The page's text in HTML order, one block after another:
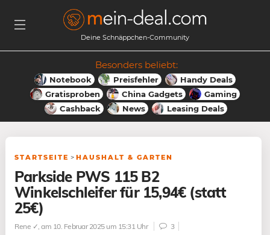
Deine Schnäppchen-Community
Besonders beliebt:
Notebook Preisfehler
Handy Deals
Gratisproben
China Gadgets
Gaming
Cashback
News Leasing Deals
STARTSEITE > HAUSHALT & GARTEN
Parkside PWS 115 B2
Winkelschleifer für 15,94€ (statt
25€)
Rene ✓, am 10. Februar 2025 um 15:31 Uhr 3